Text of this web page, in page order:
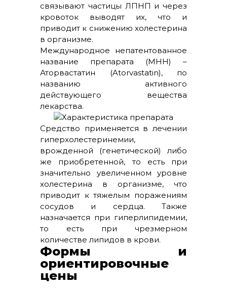
связывают частицы ЛПНП и через
кровоток выводят их, что и
приводит к снижению холестерина
в организме.
Международное непатентованное
название препарата (МНН) –
Аторвастатин (Atorvastatin), по
названию активного
действующего вещества
лекарства.
Средство применяется в лечении
гиперхолестеринемии,
врожденной (генетической) либо
же приобретенной, то есть при
значительно увеличенном уровне
холестерина в организме, что
приводит к тяжелым поражениям
сосудов и сердца. Также
назначается при гиперлипидемии,
то есть при чрезмерном
количестве липидов в крови.
Формы и
ориентировочные
цены